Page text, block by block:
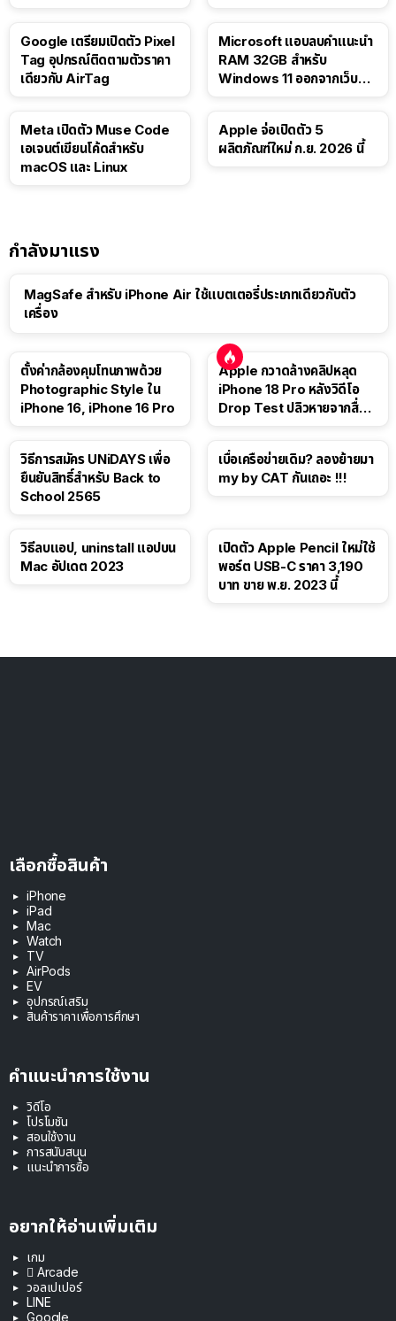
Google เตรียมเปิดตัว Pixel
Tag อุปกรณ์ติดตามตัวราคา
เดียวกับ AirTag
Microsoft แอบลบคำแนะนำ
RAM 32GB สำหรับ
Windows 11 ออกจากเว็บตัว
Meta เปิดตัว Muse Code
เอเจนต์เขียนโค้ดสำหรับ
macOS และ Linux
Apple จ่อเปิดตัว 5
ผลิตภัณฑ์ใหม่ ก.ย. 2026 นี้
กำลังมาแรง
MagSafe สำหรับ iPhone Air ใช้แบตเตอรี่ประเภทเดียวกับตัว
เครื่อง
ตั้งค่ากล้องคุมโทนภาพด้วย
Photographic Style ใน
iPhone 16, iPhone 16 Pro
Apple กวาดล้างคลิปหลุด
iPhone 18 Pro หลังวิดีโอ
Drop Test ปลิวหายจากสื่อ
วิธีการสมัคร UNiDAYS เพื่อ
ยืนยันสิทธิ์สำหรับ Back to
School 2565
เบื่อเครือข่ายเดิม? ลองย้ายมา
my by CAT กันเถอะ !!!
วิธีลบแอป, uninstall แอปบน
Mac อัปเดต 2023
เปิดตัว Apple Pencil ใหม่ใช้
พอร์ต USB-C ราคา 3,190
บาท ขาย พ.ย. 2023 นี้
เลือกซื้อสินค้า
iPhone
iPad
Mac
Watch
TV
AirPods
EV
อุปกรณ์เสริม
สินค้าราคาเพื่อการศึกษา
คำแนะนำการใช้งาน
วิดีโอ
โปรโมชัน
สอนใช้งาน
การสนับสนุน
แนะนำการซื้อ
อยากให้อ่านเพิ่มเติม
เกม
 Arcade
วอลเปเปอร์
LINE
Google